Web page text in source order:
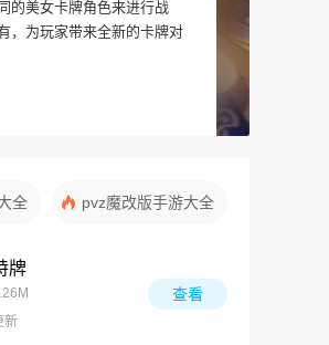
的美女卡牌角色来进行战
，为玩家带来全新的卡牌对
全 pvz魔改版手游大全
牌
新
查看